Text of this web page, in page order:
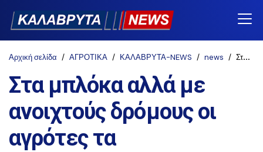
Αρχική σελίδα ΑΓΡΟΤΙΚΑ ΚΑΛΑΒΡΥΤΑ-NEWS news Στα μπλόκα αλλά με ανοιχτούς δρόμους οι αγρότες τα Χριστούγεννα - Αναλυτικά τα μπλόκα στη χώρα
Στα μπλόκα αλλά με
ανοιχτούς δρόμους οι
αγρότες τα